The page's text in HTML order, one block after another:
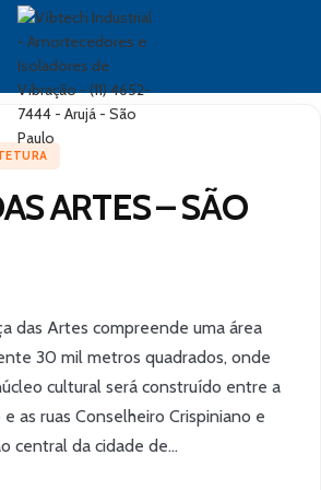
ARTES – SÃO
das Artes compreende uma área
30 mil metros quadrados, onde
cultural será construído entre a
e as ruas Conselheiro Crispiniano e
central da cidade de…